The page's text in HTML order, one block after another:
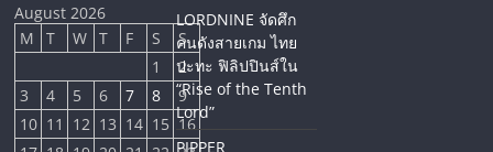
August 2026
M
T W T F S
S
1
2
3
4 5 6 7 8
9
10 11 12 13 14 15 16
LORDNINE จัดศึก
คนดังสายเกม ไทย
ปะทะ ฟิลิปปินส์ใน
“Rise of the Tenth
Lord”
PIPPER